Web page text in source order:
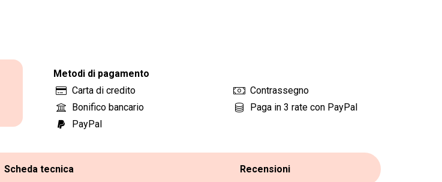
Metodi di pagamento
Carta di credito
Bonifico bancario
PayPal
Contrassegno
Paga in 3 rate con PayPal
Scheda tecnica Recensioni